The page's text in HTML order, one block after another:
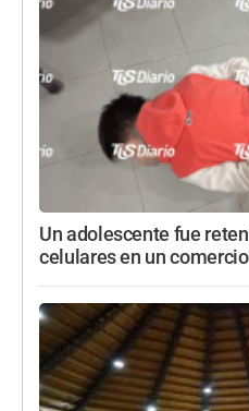
Un adolescente fue
celulares en un